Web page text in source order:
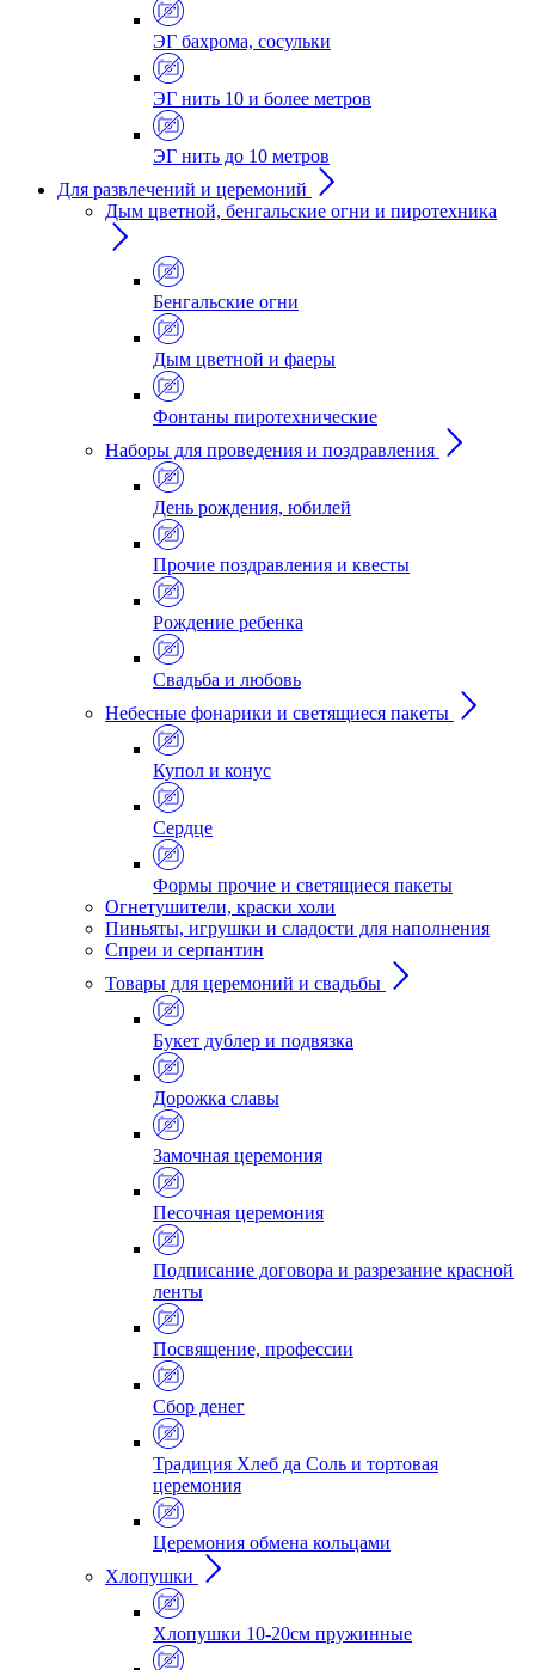
ЭГ бахрома, сосульки
ЭГ нить 10 и более метров
ЭГ нить до 10 метров
Для развлечений и церемоний
Дым цветной, бенгальские огни и пиротехника
Бенгальские огни
Дым цветной и фаеры
Фонтаны пиротехнические
Наборы для проведения и поздравления
День рождения, юбилей
Прочие поздравления и квесты
Рождение ребенка
Свадьба и любовь
Небесные фонарики и светящиеся пакеты
Купол и конус
Сердце
Формы прочие и светящиеся пакеты
Огнетушители, краски холи
Пиньяты, игрушки и сладости для наполнения
Спреи и серпантин
Товары для церемоний и свадьбы
Букет дублер и подвязка
Дорожка славы
Замочная церемония
Песочная церемония
Подписание договора и разрезание красной
ленты
Посвящение, профессии
Сбор денег
Традиция Хлеб да Соль и тортовая
церемония
Церемония обмена кольцами
Хлопушки
Хлопушки 10-20см пружинные